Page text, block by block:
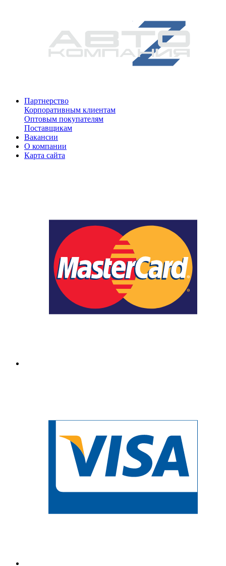
Партнерство
Корпоративным клиентам
Оптовым покупателям
Поставщикам
Вакансии
О компании
Карта сайта